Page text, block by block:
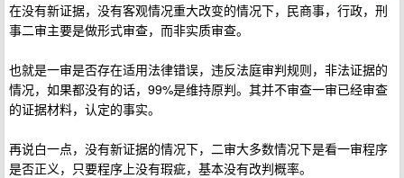
在没有新证据，没有客观情况重大改变的情况下，民商事，行政，刑
事二审主要是做形式审查，而非实质审查。
也就是一审是否存在适用法律错误，违反法庭审判规则，非法证据的
情况，如果都没有的话，99%是维持原判。其并不审查一审已经审查
的证据材料，认定的事实。
再说白一点，没有新证据的情况下，二审大多数情况下是看一审程序
是否正义，只要程序上没有瑕疵，基本没有改判概率。